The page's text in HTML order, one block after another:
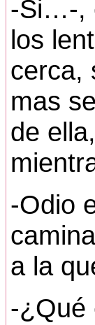
-Si…-,
los
cerca,
mas
de
-Odio
a la
-¿Qué